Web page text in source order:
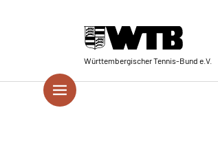
Württembergischer Tennis-Bund e.V.